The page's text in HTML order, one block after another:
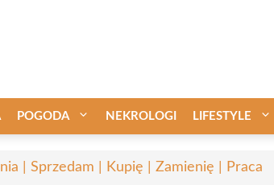
POGODA NEKROLOGI LIFESTYLE
| Sprzedam | Kupię | Zamienię | Praca